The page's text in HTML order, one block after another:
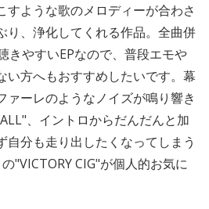
すような歌のメロディーが合わさ
り、浄化してくれる作品。全曲併
きやすいEPなので、普段エモや
い方へもおすすめしたいです。幕
ァーレのようなノイズが鳴り響き
、イントロからだんだんと加
自分も走り出したくなってしまう
"VICTORY CIG"が個人的お気に